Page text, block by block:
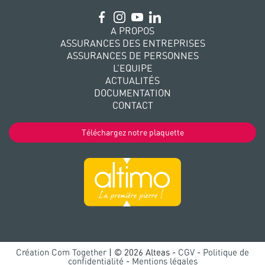
A PROPOS
ASSURANCES DES ENTREPRISES
ASSURANCES DE PERSONNES
L’EQUIPE
ACTUALITÉS
DOCUMENTATION
CONTACT
Téléchargez notre plaquette
Création Com Together | © 2026 Alteas - CGV - Politique de
confidentialité - Mentions légales